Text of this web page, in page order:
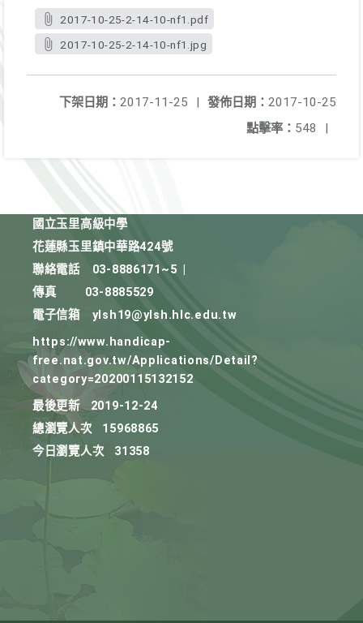
2017-10-25-2-14-10-nf1.pdf
2017-10-25-2-14-10-nf1.jpg
發佈日期： 2017-10-25
下架日期： 2017-11-25
|
點擊率： 548 |
國立玉里高級中學
花蓮縣玉里鎮中華路424號
聯絡電話
03-8886171~5
傳真
03-8885529
電子信箱
ylsh19@ylsh.hlc.edu.tw
https://www.handicap-
free.nat.gov.tw/Applications/Detail?
category=20200115132152
最後更新
2019-12-24
總瀏覽人次
15968865
今日瀏覽人次
31358